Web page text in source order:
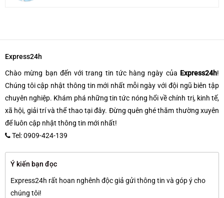
Express24h
Chào mừng bạn đến với trang tin tức hàng ngày của Express24h!
Chúng tôi cập nhật thông tin mới nhất mỗi ngày với đội ngũ biên tập
chuyên nghiệp. Khám phá những tin tức nóng hổi về chính trị, kinh tế,
xã hội, giải trí và thể thao tại đây. Đừng quên ghé thăm thường xuyên
để luôn cập nhật thông tin mới nhất!
Tel: 0909-424-139
Ý kiến bạn đọc
Express24h rất hoan nghênh độc giả gửi thông tin và góp ý cho
chúng tôi!